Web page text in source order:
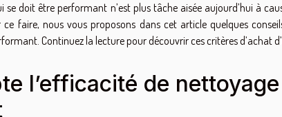
doit être performant n’est plus tâche aisée aujourd’hui à
faire, nous vous proposons dans cet article quelques
Continuez la lecture pour découvrir ces critères d’achat
l’efficacité de